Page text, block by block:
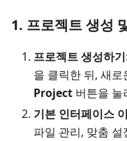
1. 프로젝트 생성
프로젝트 생성하기
을 클릭한 뒤, 새
Project 버튼을 눌
기본 인터페이스
파일 관리, 맞춤